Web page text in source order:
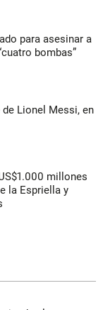
para asesinar a
bombas”
Lionel Messi, en
millones
la Espriella y